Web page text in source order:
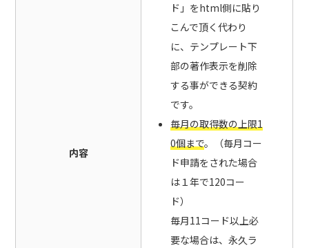
内容
ド」をhtml側に貼り
こんで頂く代わり
に、テンプレート下
部の著作表示を削除
する事ができる契約
です。
毎月の取得数の上限1
0個まで。（毎月コー
ド申請をされた場合
は１年で120コー
ド）
毎月11コード以上必
要な場合は、永久ラ